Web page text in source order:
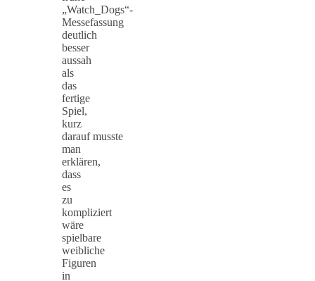
„Watch_Dogs“-
Messefassung
deutlich
besser
aussah
als
das
fertige
Spiel,
kurz
darauf musste
man
erklären,
dass
es
zu
kompliziert
wäre
spielbare
weibliche
Figuren
in